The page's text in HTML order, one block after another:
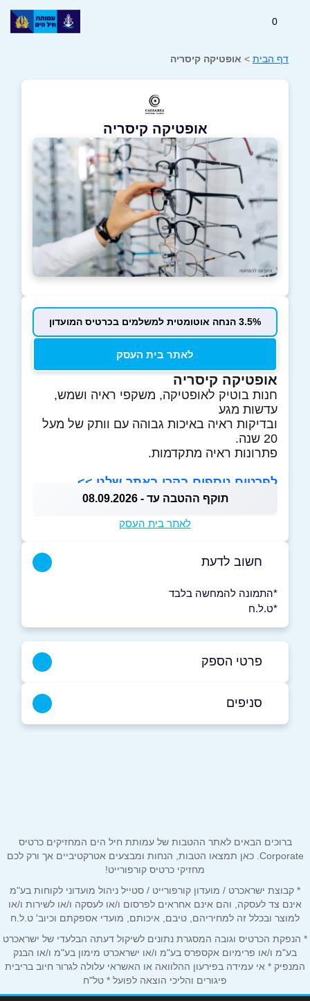
0
דף הבית > אופטיקה קיסריה
אופטיקה קיסריה
3.5% הנחה אוטומטית למשלמים בכרטיס המועדון
לאתר בית העסק
אופטיקה קיסריה
חנות בוטיק לאופטיקה, משקפי ראיה ושמש,
עדשות מגע
ובדיקות ראיה באיכות גבוהה עם וותק של מעל
20 שנה.
פתרונות ראיה מתקדמות.
לפרטים נוספים בקרו באתר שלנו >>
תוקף ההטבה עד - 08.09.2026
לאתר בית העסק
חשוב לדעת
*התמונה להמחשה בלבד
*ט.ל.ח
פרטי הספק
באתר בפייסבוק באינסטגרם
טלפון*
אנא חזרו אלי בקשר ל...
סניפים
ברוכים הבאים לאתר ההטבות של עמותת חיל הים המחזיקים כרטיס
Corporate. כאן תמצאו הטבות, הנחות ומבצעים אטרקטיביים אך ורק לכם
מחזיקי כרטיס קורפורייט!
* קבוצת ישראכרט / מועדון קורפורייט / סטייל ניהול מועדוני לקוחות בע"מ
אינם צד לעסקה, והם אינם אחראים לפרסום ו/או לעסקה ו/או לשירות ו/או
למוצר ובכלל זה למחיריהם, טיבם, איכותם, מועדי אספקתם וכיוב' ט.ל.ח
* הנפקת הכרטיס וגובה המסגרת נתונים לשיקול דעתה הבלעדי של ישראכרט
בע"מ ו/או פרימיום אקספרס בע"מ ו/או ישראכרט מימון בע"מ ו/או הבנק
המנפיק * אי עמידה בפירעון ההלוואה או האשראי עלולה לגרור חיוב בריבית
פיגורים והליכי הוצאה לפועל * טל"ח